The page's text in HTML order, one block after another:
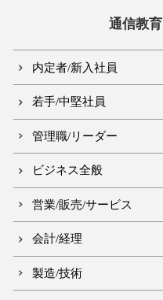
通信教
内定者/新入社員
若手/中堅社員
管理職/リーダー
ビジネス全般
営業/販売/サービス
会計/経理
製造/技術